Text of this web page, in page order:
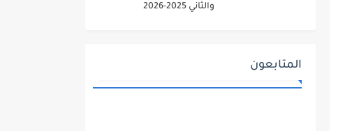
والثاني 2025-2026
المتابعون